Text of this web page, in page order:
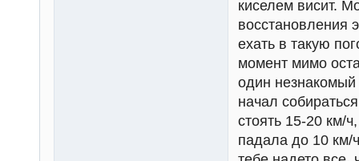
киселем висит.
восстановления
ехать в такую
момент мимо
один
начал
стоять 15-20 км/
падала до 10 км/